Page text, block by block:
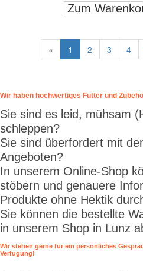
Zum
« 1 2 3 4
Wir haben hochwertiges Futter und
Sie sind es leid, mühsam
schleppen?
Sie sind überfordert mit
Angeboten?
In unserem Online-Shop
stöbern und genauere
Produkte ohne Hektik
Sie können die bestellte
in unserem Shop in Lunz
Wir stehen gerne für ein persönliches
Verfügung!